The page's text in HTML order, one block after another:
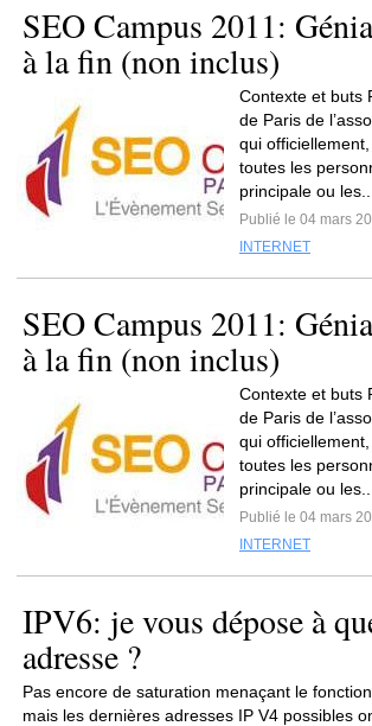
SEO Campus 2011:
à la fin (non inclus)
Contexte et buts
de Paris de
qui
toutes les
principale ou les...
Publié le 04 mars
INTERNET
SEO Campus 2011:
à la fin (non inclus)
Contexte et buts
de Paris de
qui
toutes les
principale ou les...
Publié le 04 mars
INTERNET
IPV6: je vous dépose à
adresse ?
Pas encore de saturation menaçant le
mais les dernières adresses IP V4 possibles